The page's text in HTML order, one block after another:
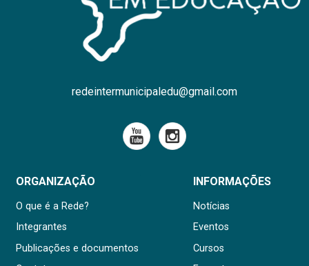
redeintermunicipaledu@gmail.com
ORGANIZAÇÃO
O que é a Rede?
Integrantes
Publicações e documentos
INFORMAÇÕES
Notícias
Eventos
Cursos